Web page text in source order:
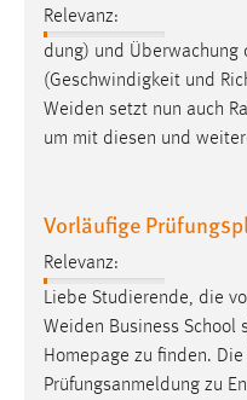
Relevanz:
dung) und Überwachung
(Geschwindigkeit und
Weiden setzt nun auch
um mit diesen und
Vorläufige
Relevanz:
Liebe Studierende, die
Weiden Business School
Homepage zu finden.
Prüfungsanmeldung zu
STATISTIK
Statistik Cookies
Name:
_pk_ref, _pk_cvar,
Zweck:
Zugriffsstatistik